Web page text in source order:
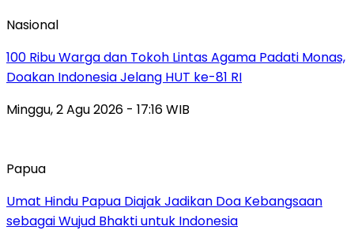
Nasional
100 Ribu Warga dan Tokoh Lintas Agama Padati Monas,
Doakan Indonesia Jelang HUT ke-81 RI
Minggu, 2 Agu 2026 - 17:16 WIB
Papua
Umat Hindu Papua Diajak Jadikan Doa Kebangsaan
sebagai Wujud Bhakti untuk Indonesia